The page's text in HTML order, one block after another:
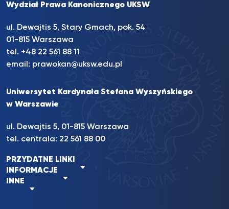
Wydział Prawa Kanonicznego UKSW
ul. Dewajtis 5, Stary Gmach, pok. 54
01-815 Warszawa
tel. +48 22 561 88 11
email: prawokan@uksw.edu.pl
Uniwersytet Kardynała Stefana Wyszyńskiego
w Warszawie
ul. Dewajtis 5, 01-815 Warszawa
tel. centrala: 22 561 88 00
PRZYDATNE LINKI
INFORMACJE
INNE